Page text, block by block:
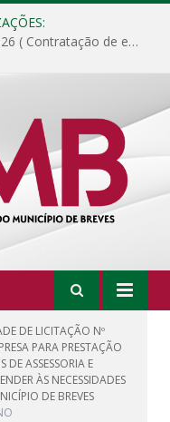
DISPENSA DE LICITAÇÃO Nº 003/2026 ( Contratação de empresa para fornecimento de gêneros alimentícios não perecíveis, materiais de expediente, descartáveis, copa e cozinha, para análise e posterior publicação.)
DE LICITAÇÃO Nº
PARA PRESTAÇÃO
DE ASSESSORIA E
ÀS NECESSIDADES
DE BREVES